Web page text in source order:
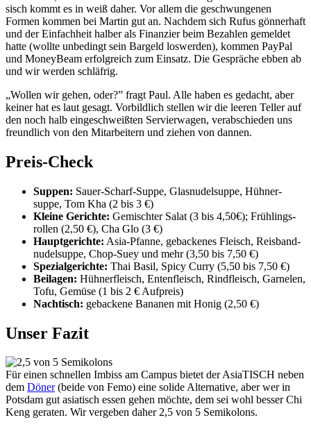
sisch kommt es in weiß daher. Vor allem die geschwun­genen
Formen kommen bei Martin gut an. Nachdem sich Rufus gön­nerhaft
und der Ein­fachheit halber als Finanzier beim Bezahlen gemeldet
hatte (wollte unbe­dingt sein Bargeld los­werden), kommen PayPal
und MoneyBeam erfolg­reich zum Einsatz. Die Gespräche ebben ab
und wir werden schläfrig.
„Wollen wir gehen, oder?” fragt Paul. Alle haben es gedacht, aber
keiner hat es laut gesagt. Vor­bildlich stellen wir die leeren Teller auf
den noch halb ein­ge­schweißten Ser­vier­wagen, ver­ab­schieden uns
freundlich von den Mit­ar­beitern und ziehen von dannen.
Preis-Check
Suppen: Sauer-Scharf-Suppe, Glas­nu­del­suppe, Hüh­ner­
suppe, Tom Kha (2 bis 3 €)
Kleine Gerichte: Gemischter Salat (3 bis 4,50€); Früh­lings­
rollen (2,50 €), Cha Glo (3 €)
Haupt­ge­richte: Asia-Pfanne, geba­ckenes Fleisch, Reis­band­
nu­del­suppe, Chop-Suey und mehr (3,50 bis 7,50 €)
Spe­zi­al­ge­richte: Thai Basil, Spicy Curry (5,50 bis 7,50 €)
Bei­lagen: Hüh­ner­fleisch, Enten­fleisch, Rind­fleisch, Gar­nelen,
Tofu, Gemüse (1 bis 2 € Aufpreis)
Nach­tisch: geba­ckene Bananen mit Honig (2,50 €)
Unser Fazit
Für einen schnellen Imbiss am Campus bietet der Asia­TISCH neben
dem Döner(beide von Femo) eine solide Alter­native, aber wer in
Potsdam gut asia­tisch essen gehen möchte, dem sei wohl besser Chi
Keng geraten. Wir ver­geben daher 2,5 von 5 Semikolons.